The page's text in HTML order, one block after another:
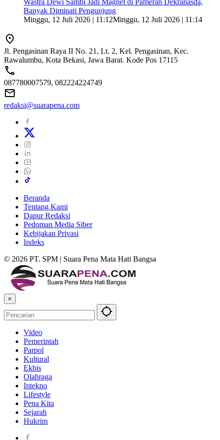
Banyak Diminati Pengunjung
Minggu, 12 Juli 2026 | 11:12Minggu, 12 Juli 2026 | 11:14
Jl. Pengasinan Raya II No. 21, Lt. 2, Kel. Pengasinan, Kec.
Rawalumbu, Kota Bekasi, Jawa Barat. Kode Pos 17115
087780007579, 082224224749
redaksi@suarapena.com
Beranda
Tentang Kami
Dapur Redaksi
Pedoman Media Siber
Kebijakan Privasi
Indeks
© 2026 PT. SPM | Suara Pena Mata Hati Bangsa
×
Video
Pemerintah
Parpol
Kultural
Ekbis
Olahraga
Intekno
Lifestyle
Pena Kita
Sejarah
Hukrim